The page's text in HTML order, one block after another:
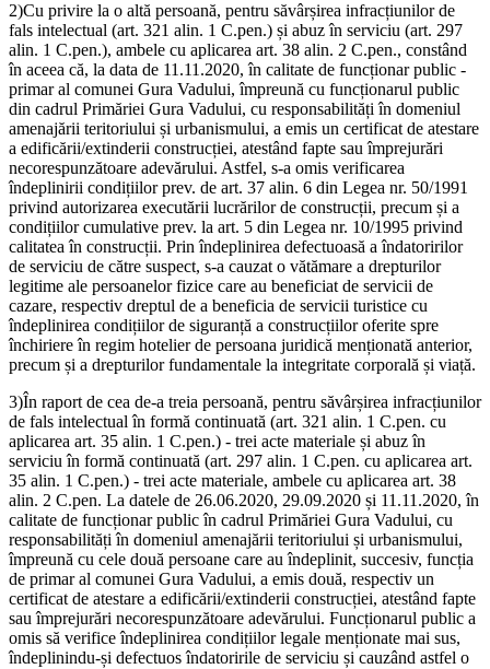
2)Cu privire la o altă persoană, pentru săvârșirea infracțiunilor de
fals intelectual (art. 321 alin. 1 C.pen.) și abuz în serviciu (art. 297
alin. 1 C.pen.), ambele cu aplicarea art. 38 alin. 2 C.pen., constând
în aceea că, la data de 11.11.2020, în calitate de funcționar public -
primar al comunei Gura Vadului, împreună cu funcționarul public
din cadrul Primăriei Gura Vadului, cu responsabilități în domeniul
amenajării teritoriului și urbanismului, a emis un certificat de atestare
a edificării/extinderii construcției, atestând fapte sau împrejurări
necorespunzătoare adevărului. Astfel, s-a omis verificarea
îndeplinirii condițiilor prev. de art. 37 alin. 6 din Legea nr. 50/1991
privind autorizarea executării lucrărilor de construcții, precum și a
condițiilor cumulative prev. la art. 5 din Legea nr. 10/1995 privind
calitatea în construcții. Prin îndeplinirea defectuoasă a îndatoririlor
de serviciu de către suspect, s-a cauzat o vătămare a drepturilor
legitime ale persoanelor fizice care au beneficiat de servicii de
cazare, respectiv dreptul de a beneficia de servicii turistice cu
îndeplinirea condițiilor de siguranță a construcțiilor oferite spre
închiriere în regim hotelier de persoana juridică menționată anterior,
precum și a drepturilor fundamentale la integritate corporală și viață.
3)În raport de cea de-a treia persoană, pentru săvârșirea infracțiunilor
de fals intelectual în formă continuată (art. 321 alin. 1 C.pen. cu
aplicarea art. 35 alin. 1 C.pen.) - trei acte materiale și abuz în
serviciu în formă continuată (art. 297 alin. 1 C.pen. cu aplicarea art.
35 alin. 1 C.pen.) - trei acte materiale, ambele cu aplicarea art. 38
alin. 2 C.pen. La datele de 26.06.2020, 29.09.2020 și 11.11.2020, în
calitate de funcționar public în cadrul Primăriei Gura Vadului, cu
responsabilități în domeniul amenajării teritoriului și urbanismului,
împreună cu cele două persoane care au îndeplinit, succesiv, funcția
de primar al comunei Gura Vadului, a emis două, respectiv un
certificat de atestare a edificării/extinderii construcției, atestând fapte
sau împrejurări necorespunzătoare adevărului. Funcționarul public a
omis să verifice îndeplinirea condițiilor legale menționate mai sus,
îndeplinindu-și defectuos îndatoririle de serviciu și cauzând astfel o